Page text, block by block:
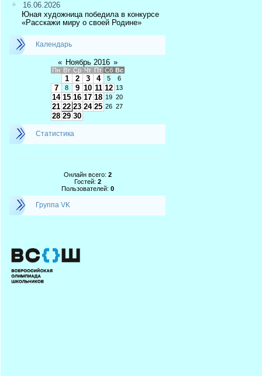
16.06.2026
Юная художница победила в конкурсе
«Расскажи миру о своей Родине»
Календарь
« Ноябрь 2016 »
Пн Вт Ср Чт Пт Сб Вс
1 2 3 4 5 6
7 8 9 10 11 12 13
14 15 16 17 18 19 20
21 22 23 24 25 26 27
28 29 30
Статистика
Онлайн всего: 2
Гостей: 2
Пользователей: 0
Группа VK